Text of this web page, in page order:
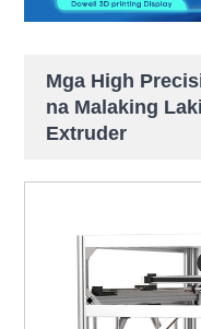
Mga High
na Malaking
Extruder